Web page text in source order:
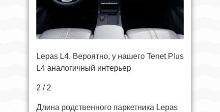
Lepas L4. Вероятно, у нашего Tenet Plus
L4 аналогичный интерьер
2 / 2
Длина родственного паркетника Lepas